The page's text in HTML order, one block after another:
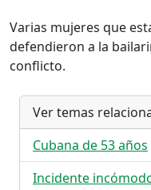
Varias mujeres que
defendieron a la
conflicto.
Ver temas
Cubana de 53 años
Incidente